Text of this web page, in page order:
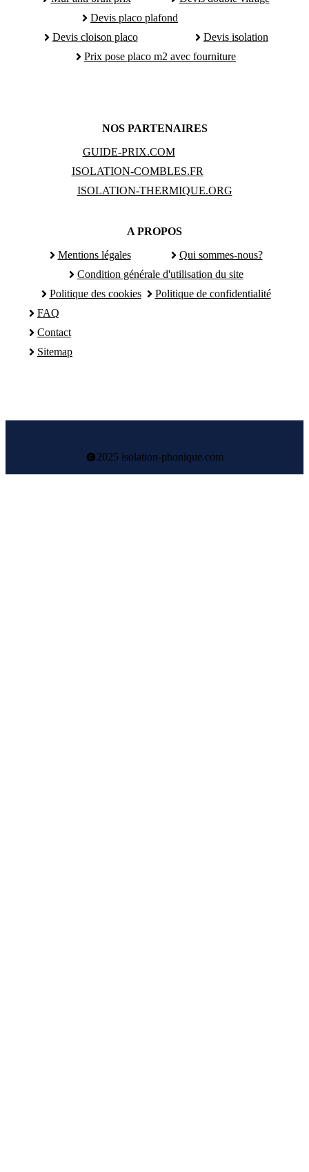
Devis placo plafond
Devis cloison placo
Devis isolation
Prix pose placo m2 avec fourniture
NOS PARTENAIRES
GUIDE-PRIX.COM
ISOLATION-COMBLES.FR
ISOLATION-THERMIQUE.ORG
A PROPOS
Mentions légales
Qui sommes-nous?
Condition générale d'utilisation du site
Politique des cookies
Politique de confidentialité
FAQ
Contact
Sitemap
2025 isolation-phonique.com